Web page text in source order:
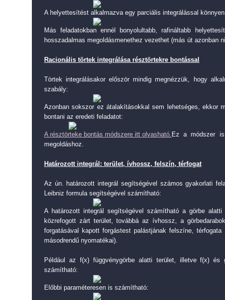
A helyettesítést alkalmazva egy parciális integrálással
Más feladatokban ennél bonyolultabb, rafináltabb
hosszadalmas megoldásmenethez vezethet (más út azonban
Racionális törtek integrálása résztörtekre bontással
Törtek integrálásakor először mindig megnézzük, hogy
szabály:
Azonban sokszor ez átalakításokkal sem lehetséges, ekkor
bontani az eredeti feladatot:
A résztörteke bontás módszere itt olvasható. Ez a módszer is
megoldáshoz.
Határozott integrál: terület, ívhossz, felszín, térfogat
Az ún. határozott integrál segítségével számos gyakorlati
Leibniz formula segítségével számítható:
A határozott integrál segítségével számítható a görbe alatti
közrefogott zárt terület, továbbá az ívhossz, a
forgatásával kapott forgástest palástjának felszíne,
másodrendű nyomatékai).
Például az f(x) függvénygörbe alatti terület, illetve f(x) és
számítható:
Előbbi paraméteresen is számítható: